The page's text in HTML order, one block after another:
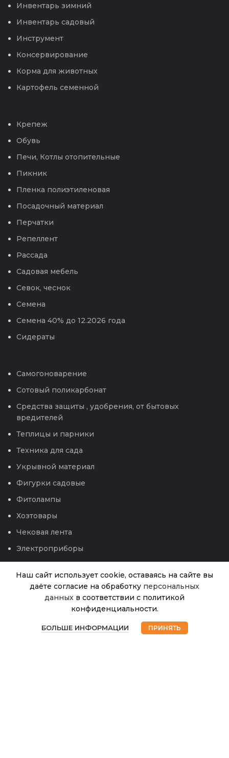
Инвентарь зимний
Инвентарь садовый
Инструмент
Консервирование
Корма для животных
Картофель семенной
Крепеж
Обувь
Печи, Котлы отопительные
Пикник
Пленка полиэтиленовая
Посадочный материал
Перчатки
Репеллент
Рассада
Садовая мебель
Севок, чеснок
Семена
Семена 40% до 12.2026 года
Сидераты
Самогоноварение
Сотовый поликарбонат
Средства защиты , удобрения, от бытовых
вредителей
Теплицы и парники
Техника для сада
Укрывной материал
Фигурки садовые
Фитолампы
Хозтовары
Чековая лента
Электроприборы
Наш сайт использует cookie, оставаясь на сайте вы
даёте согласие на обработку персональных
данных в соответствии с политикой
конфиденциальности.
БОЛЬШЕ ИНФОРМАЦИИ ПРИНЯТЬ
Перец
F1(НК)
105.00₽
наличии
Магазин Избранное Корзина Мой аккаунт